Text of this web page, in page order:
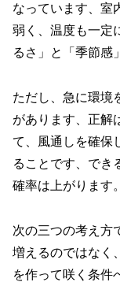
なっています、室
弱く、温度も一定
るさ」と「季節感
ただし、急に環境
があります、正解
て、風通しを確保
ることです、でき
確率は上がります。
次の三つの考え方
増えるのではなく
を作って咲く条件